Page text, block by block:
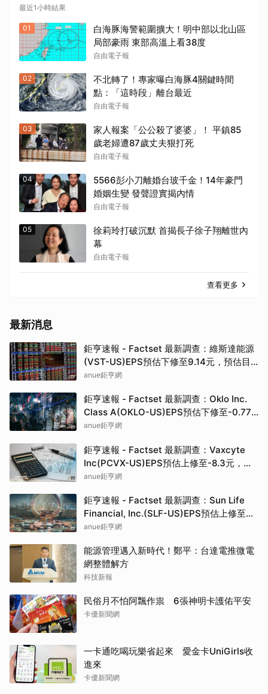
最近1小時結果
01
白海豚海警範圍擴大！明中部以北山區
局部豪雨 東部高溫上看38度
自由電子報
02
不北轉了！專家曝白海豚4關鍵時間
點：「這時段」離台最近
自由電子報
03
家人報案「公公殺了婆婆」！ 平鎮85
歲老婦遭87歲丈夫狠打死
自由電子報
04
5566彭小刀離婚台玻千金！14年豪門
婚姻生變 發聲證實揭內情
自由電子報
05
徐莉玲打破沉默 首揭長子徐子翔離世內
幕
自由電子報
查看更多
最新消息
鉅亨速報 - Factset 最新調查：維斯達能源
(VST-US)EPS預估下修至9.14元，預估目
標價為222.00元
anue鉅亨網
鉅亨速報 - Factset 最新調查：Oklo Inc.
Class A(OKLO-US)EPS預估下修至-0.77
元，預估目標價為83.50元
anue鉅亨網
鉅亨速報 - Factset 最新調查：Vaxcyte
Inc(PCVX-US)EPS預估上修至-8.3元，預
估目標價為110.00元
anue鉅亨網
鉅亨速報 - Factset 最新調查：Sun Life
Financial, Inc.(SLF-US)EPS預估上修至
5.73元，預估目標價為80.81元
anue鉅亨網
能源管理邁入新時代！鄭平：台達電推微電
網整體解方
科技新報
民俗月不怕阿飄作祟 6張神明卡護佑平安
卡優新聞網
一卡通吃喝玩樂省起來 愛金卡UniGirls收
進來
卡優新聞網